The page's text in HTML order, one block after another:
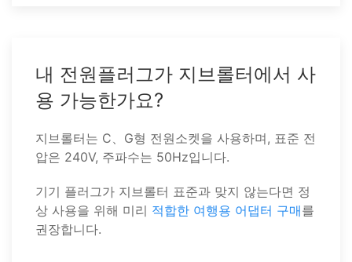
내 전원플러그가 지브롤터에서 사
용 가능한가요?
지브롤터는 C、G형 전원소켓을 사용하며, 표준 전
압은 240V, 주파수는 50Hz입니다.
기기 플러그가 지브롤터 표준과 맞지 않는다면 정
상 사용을 위해 미리 적합한 여행용 어댑터 구매를
권장합니다.